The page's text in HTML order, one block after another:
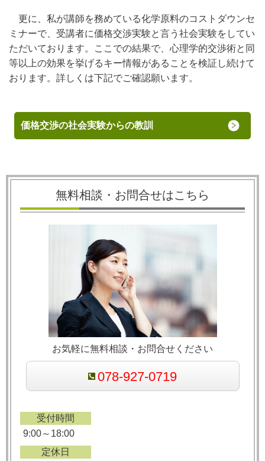
更に、私が講師を務めている化学原料のコストダウンセ
ミナーで、受講者に価格交渉実験と言う社会実験をしてい
ただいております。ここでの結果で、心理学的交渉術と同
等以上の効果を挙げるキー情報があることを検証し続けて
おります。詳しくは下記でご確認願います。
価格交渉の社会実験からの教訓
無料相談・お問合せはこちら
お気軽に無料相談・お問合せください
078-927-0719
受付時間
9:00～18:00
定休日